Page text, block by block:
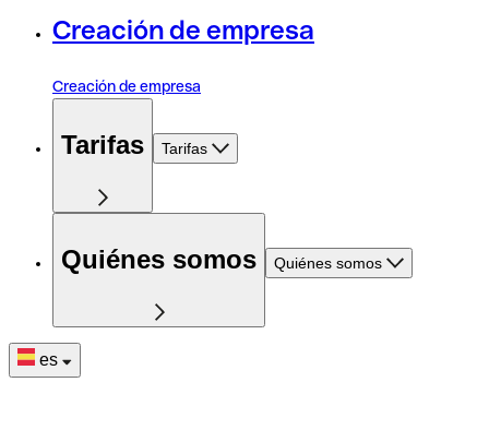
Creación de empresa
Creación de empresa
Tarifas Tarifas
Quiénes somos Quiénes somos
es